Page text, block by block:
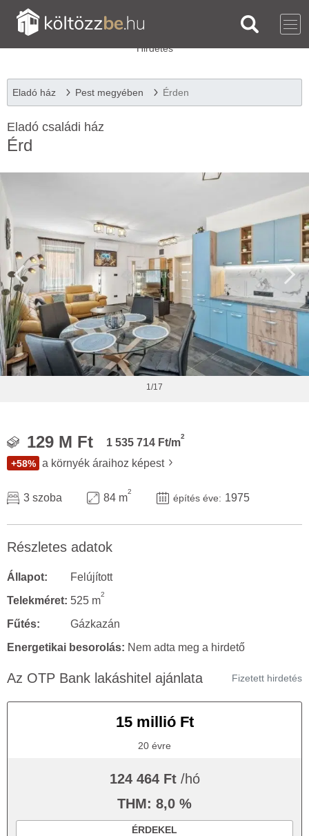
Eladó ház Pest megyében Érden
Eladó családi ház
Érd
1/17
129 M Ft 1 535 714 Ft/m
2
+58% a környék áraihoz képest
3 szoba 84 m
2
építés éve: 1975
Részletes adatok
Állapot:
Felújított
Telekméret: 525 m
2
Fűtés:
Gázkazán
Energetikai besorolás: Nem adta meg a hirdető
Az OTP Bank lakáshitel ajánlata Fizetett hirdetés
15 millió Ft
20 évre
124 464 Ft /hó
THM: 8,0 %
ÉRDEKEL